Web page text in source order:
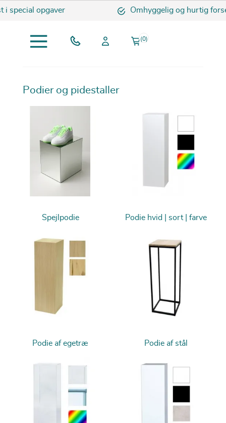
opgaver Omhyggelig og hurtig
(0)
Podier og pidestaller
Spejlpodie Podie hvid | sort | farve
Podie af egetræ Podie af stål